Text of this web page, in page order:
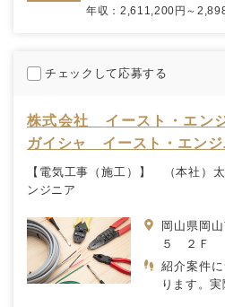
年収：2,611,200円～
チェックして応募する
株式会社 イースト・エン
ガイシャ イースト・エンジ
【電気工事（施工）】 （本社）
ンジニア
岡山県岡
５ ２Ｆ
紹介案件
ります。